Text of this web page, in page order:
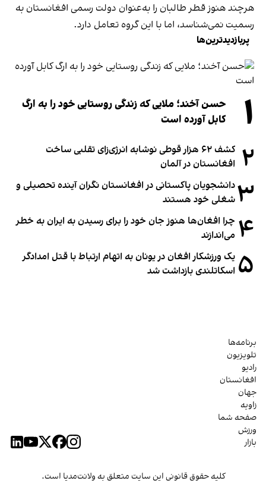
هرچند هنوز قطر طالبان را به‌عنوان دولت رسمی افغانستان به
رسمیت نمی‌شناسد، اما با این گروه تعامل دارد.
پربازدیدترین‌ها
۱
حسن آخند؛ ملایی که زندگی روستایی خود را به ارگ
کابل آورده است
۲
کشف ۶۲ هزار قوطی نوشابه انرژی‌زای تقلبی ساخت
افغانستان در آلمان
۳دانشجویان پاکستانی در افغانستان نگران آینده تحصیلی و
شغلی خود هستند
۴ چرا افغان‌ها هنوز جان خود را برای رسیدن به ایران به خطر
می‌اندازند
۵ یک ورزشکار افغان در یونان به اتهام ارتباط با قتل امدادگر
اسکاتلندی بازداشت شد
برنامه‌ها
تلویزیون
رادیو
افغانستان
جهان
زاویه
صفحه شما
ورزش
بازار
کلیه حقوق قانونی این سایت متعلق به ولانت‌مدیا است.